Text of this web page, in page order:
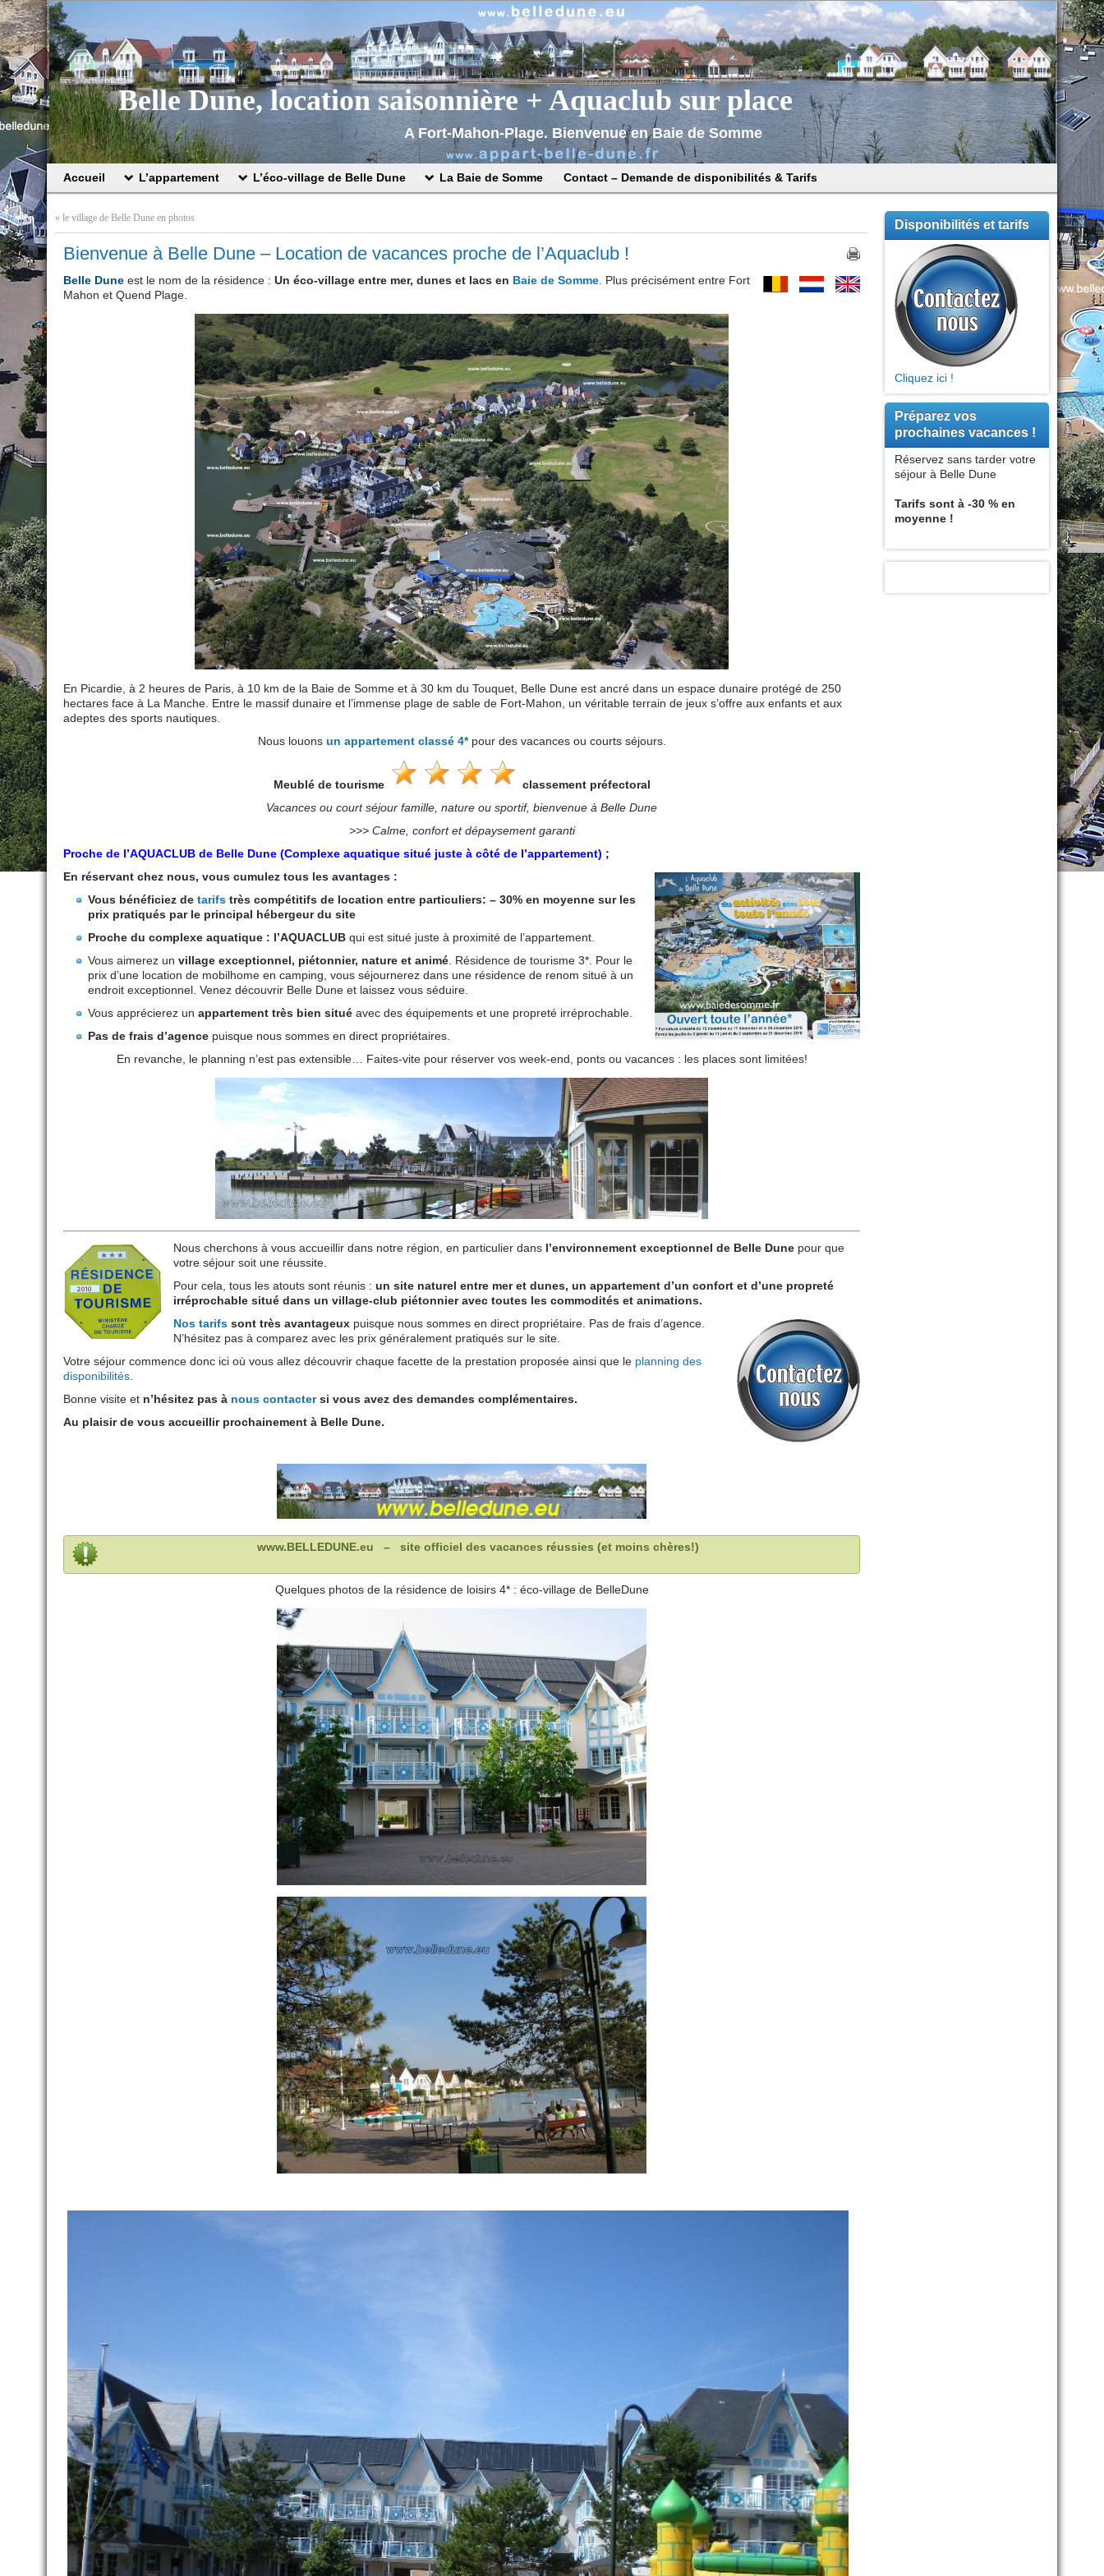
Belle Dune, location saisonnière + Aquaclub sur place
A Fort-Mahon-Plage. Bienvenue en Baie de Somme
Accueil L’appartement L’éco-village de Belle Dune La Baie de Somme Contact – Demande de disponibilités & Tarifs
« le village de Belle Dune en photos
Bienvenue à Belle Dune – Location de vacances proche de l’Aquaclub !
Belle Dune est le nom de la résidence : Un éco-village entre mer, dunes et lacs en Baie de Somme . Plus précisément entre Fort
Mahon et Quend Plage.
En Picardie, à 2 heures de Paris, à 10 km de la Baie de Somme et à 30 km du Touquet, Belle Dune est ancré dans un espace dunaire protégé de 250
hectares face à La Manche. Entre le massif dunaire et l’immense plage de sable de Fort-Mahon, un véritable terrain de jeux s’offre aux enfants et aux
adeptes des sports nautiques.
Nous louons un appartement classé 4*pour des vacances ou courts séjours.
Meublé de tourisme
classement préfectoral
Vacances ou court séjour famille, nature ou sportif, bienvenue à Belle Dune
>>> Calme, confort et dépaysement garanti
Proche de l’AQUACLUB de Belle Dune (Complexe aquatique situé juste à côté de l’appartement) ;
En réservant chez nous, vous cumulez tous les avantages :
Vous bénéficiez de tarifs très compétitifs de location entre particuliers: – 30% en moyenne sur les
prix pratiqués par le principal hébergeur du site
Proche du complexe aquatique : l’AQUACLUB qui est situé juste à proximité de l’appartement.
Vous aimerez un village exceptionnel, piétonnier, nature et animé . Résidence de tourisme 3*. Pour le
prix d’une location de mobilhome en camping, vous séjournerez dans une résidence de renom situé à un
endroit exceptionnel. Venez découvrir Belle Dune et laissez vous séduire.
Vous apprécierez un appartement très bien situé avec des équipements et une propreté irréprochable.
Pas de frais d’agence puisque nous sommes en direct propriétaires.
En revanche, le planning n’est pas extensible… Faites-vite pour réserver vos week-end, ponts ou vacances : les places sont limitées!
Nous cherchons à vous accueillir dans notre région, en particulier dans l’environnement exceptionnel de Belle Dune pour que
votre séjour soit une réussite.
Pour cela, tous les atouts sont réunis : un site naturel entre mer et dunes, un appartement d’un confort et d’une propreté
irréprochable situé dans un village-club piétonnier avec toutes les commodités et animations.
Nos tarifs sont très avantageux puisque nous sommes en direct propriétaire. Pas de frais d’agence.
N’hésitez pas à comparez avec les prix généralement pratiqués sur le site.
Votre séjour commence donc ici où vous allez découvrir chaque facette de la prestation proposée ainsi que le planning des
disponibilités
Bonne visite et n’hésitez pas à nous contactersi vous avez des demandes complémentaires.
Au plaisir de vous accueillir prochainement à Belle Dune.
www.BELLEDUNE.eu – site officiel des vacances réussies (et moins chères!)
Quelques photos de la résidence de loisirs 4* : éco-village de BelleDune
Disponibilités et tarifs
Cliquez ici !
Préparez vos
prochaines vacances !
Réservez sans tarder votre
séjour à Belle Dune
Tarifs sont à -30 % en
moyenne !